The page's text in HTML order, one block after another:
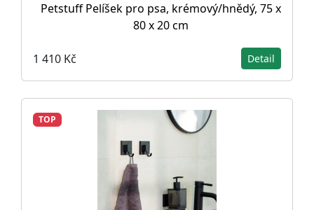
Petstuff Pelíšek pro psa, krémový/hnědý, 75 x
80 x 20 cm
1 410 Kč Detail
TOP